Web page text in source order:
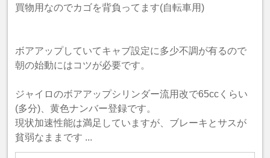
買物用なのでカゴを背負ってます(自転車用)
ボアアップしていてキャブ設定に多少不調が有るので
朝の始動にはコツが必要です。
ジャイロのボアアップシリンダー流用改で65ccくらい
(多分)、黄色ナンバー登録です。
現状加速性能は満足していますが、ブレーキとサスが
貧弱なままです ...